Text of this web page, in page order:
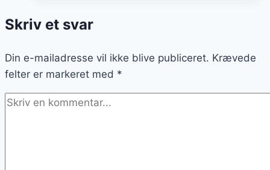
dage
Skriv et svar
Din e-mailadresse vil ikke blive publiceret. Krævede
felter er markeret med *